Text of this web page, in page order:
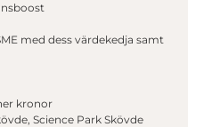
med dess värdekedja samt
kronor
Science Park Skövde